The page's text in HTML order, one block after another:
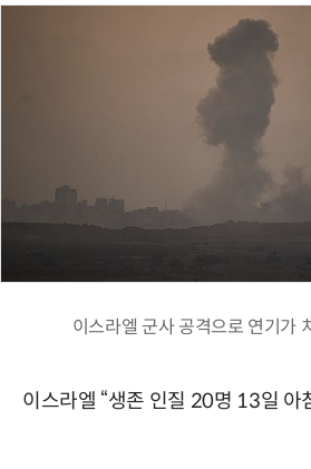
이스라엘 군사 공격으로 연기가
이스라엘 “생존 인질 20명 13일 아